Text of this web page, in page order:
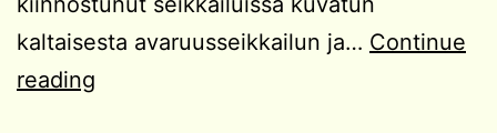
kaltaisesta avaruusseikkailun ja… Continue
reading